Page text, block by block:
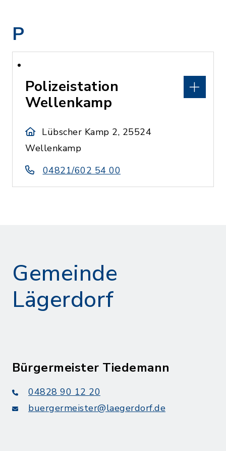
P
Polizeistation
Wellenkamp
Lübscher Kamp 2, 25524
Wellenkamp
04821/602 54 00
Gemeinde
Lägerdorf
Bürgermeister Tiedemann
04828 90 12 20
buergermeister@laegerdorf.de